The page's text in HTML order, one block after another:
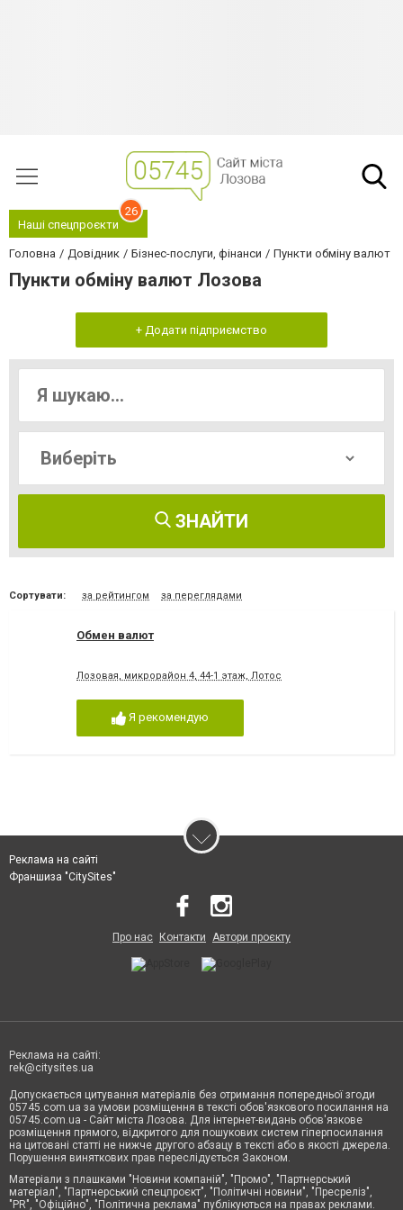
Наші спецпроєкти
26
Головна Довідник Бізнес-послуги, фінанси Пункти обміну валют
Пункти обміну валют Лозова
+ Додати підприємство
ЗНАЙТИ
Сортувати: за рейтингом за переглядами
Обмен валют
Лозовая, микрорайон 4, 44-1 этаж, Лотос
Я рекомендую
Реклама на сайті
Франшиза "CitySites"
Про нас Контакти Автори проєкту
Реклама на сайті:
rek@citysites.ua
Допускається цитування матеріалів без отримання попередньої згоди
05745.com.ua за умови розміщення в тексті обов'язкового посилання на
05745.com.ua - Сайт міста Лозова. Для інтернет-видань обов'язкове
розміщення прямого, відкритого для пошукових систем гіперпосилання
на цитовані статті не нижче другого абзацу в тексті або в якості джерела.
Порушення виняткових прав переслідується Законом.
Матеріали з плашками "Новини компаній", "Промо", "Партнерський
матеріал", "Партнерський спецпроєкт", "Політичні новини", "Пресреліз",
"PR", "Офіційно", "Політична реклама" публікуються на правах реклами.